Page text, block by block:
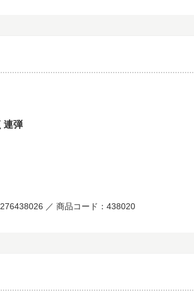
連弾
／ 商品コード：438020